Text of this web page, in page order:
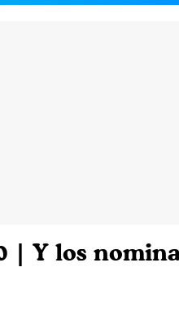
| Y los